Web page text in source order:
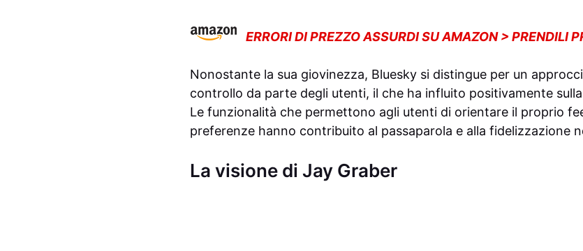
ERRORI DI PREZZO ASSURDI SU AMAZON > PRENDILI
Nonostante la sua giovinezza, Bluesky si distingue per un
controllo da parte degli utenti, il che ha influito positivamente
Le funzionalità che permettono agli utenti di orientare il proprio
preferenze hanno contribuito al passaparola e alla fidelizzazione
La visione di Jay Graber